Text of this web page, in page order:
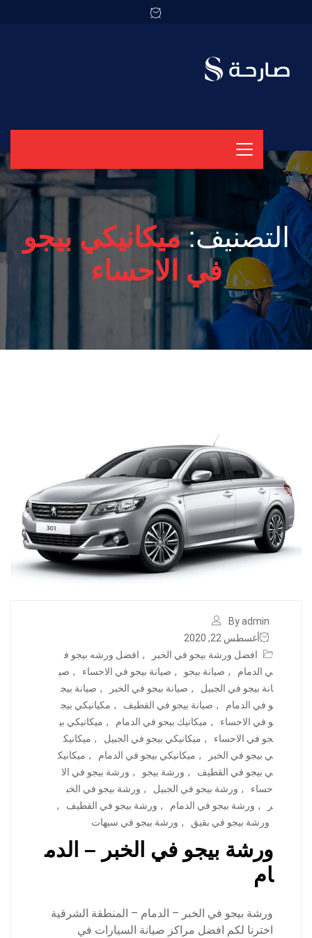
التصنيف:ميكانيكي بيجو
في الاحساء
By admin
أغسطس 22, 2020
افضل ورشة بيجو في الخبر
, افضل ورشه بيجو ف
ي الدمام
, صيانة بيجو , صيانة بيجو في الاحساء , صي
انة بيجو في الجبيل
, صيانة بيجو في الخبر , صيانة بيج
و في الدمام
, صيانة بيجو في القطيف , مكيانيكي بيج
و في الاحساء
, ميكانيك بيجو في الدمام , ميكانيكي بي
جو في الاحساء
, ميكانيكي بيجو في الجبيل , ميكانيك
ي بيجو في الخبر
, ميكانيكي بيجو في الدمام , ميكانيك
ي بيجو في القطيف
, ورشة بيجو , ورشة بيجو في الا
حساء
, ورشة بيجو في الجبيل , ورشة بيجو في الخب
ر
, ورشة بيجو في الدمام , ورشة بيجو في القطيف
,
ورشة بيجو في بقيق
, ورشة بيجو في سيهات
ورشة بيجو في الخبر – الدم
ام
ورشة بيجو في الخبر – الدمام – المنطقة الشرقية
اخترنا لكم افضل مراكز صيانة السيارات في